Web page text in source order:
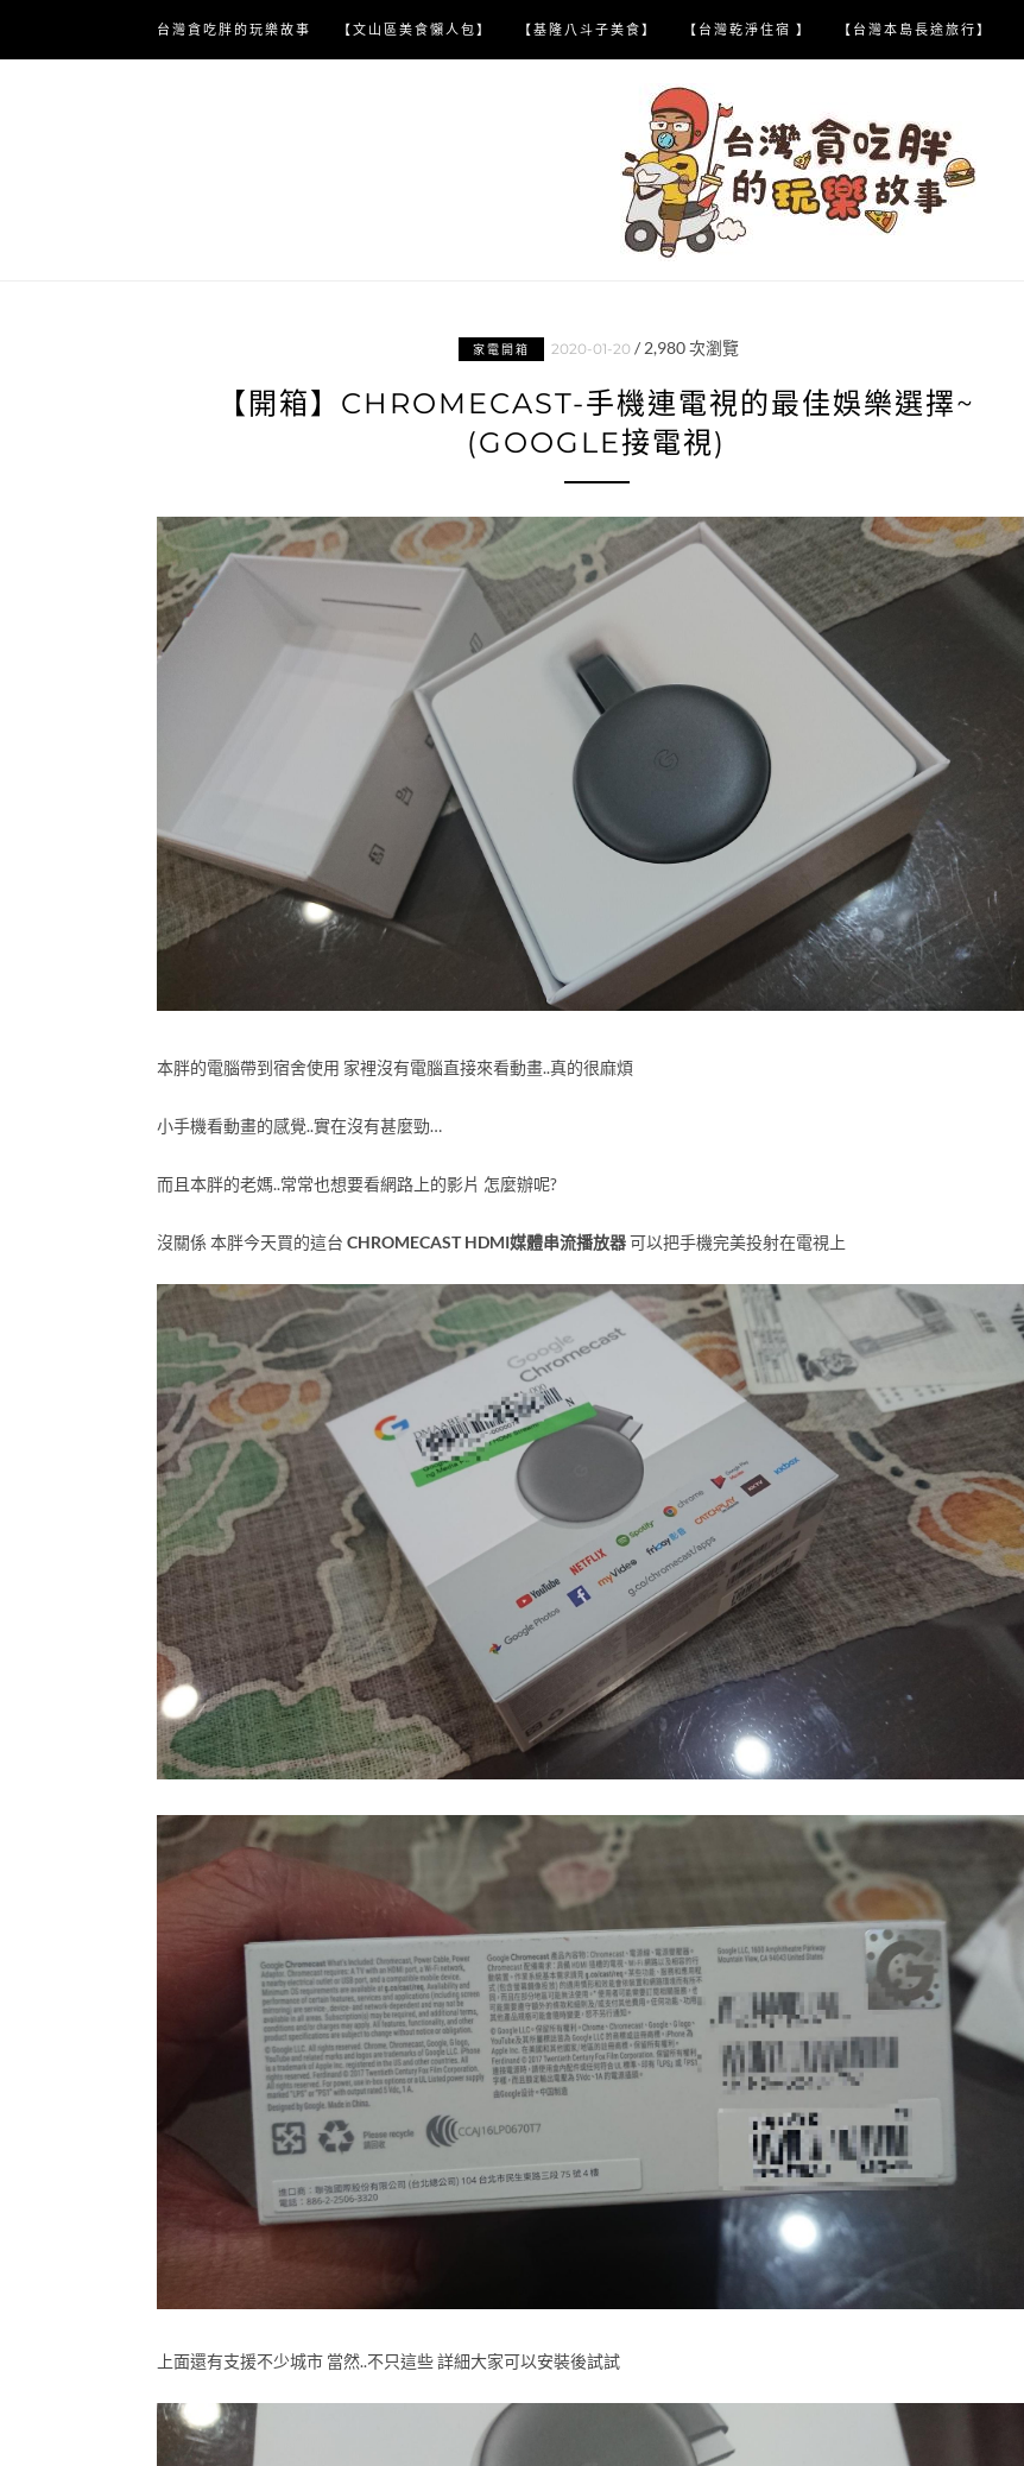
content
台灣貪吃胖的玩樂故事 【文山區美食懶人包】 【基隆八斗子美食】 【台灣乾淨住宿 】 【台灣本島長途旅行】
家電開箱 2020-01-20 / 2,980次瀏覽
【開箱】CHROMECAST-手機連電視的最佳娛樂選擇~
(GOOGLE接電視)
本胖的電腦帶到宿舍使用 家裡沒有電腦直接來看動畫..真的很麻煩
小手機看動畫的感覺..實在沒有甚麼勁…
而且本胖的老媽..常常也想要看網路上的影片 怎麼辦呢?
沒關係 本胖今天買的這台 CHROMECAST HDMI媒體串流播放器可以把手機完美投射在電視上
上面還有支援不少城市 當然..不只這些 詳細大家可以安裝後試試